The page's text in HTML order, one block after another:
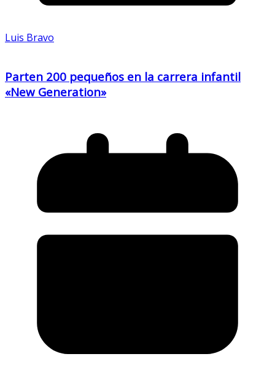
Luis Bravo
Parten 200 pequeños en la carrera infantil
«New Generation»